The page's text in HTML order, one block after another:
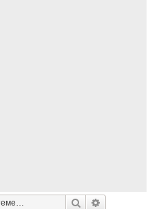
Поиск